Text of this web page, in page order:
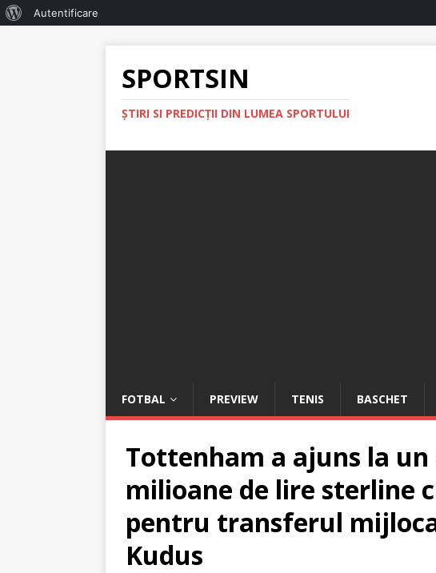
Autentificare
SPORTSIN
ŞTIRI SI PREDICŢII DIN LUMEA SPORTULUI
FOTBAL PREVIEW TENIS BASCHET
Tottenham a ajuns la un
milioane de lire sterline
pentru transferul
Kudus